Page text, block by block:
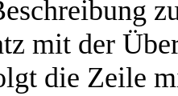
mit der
die Zeile